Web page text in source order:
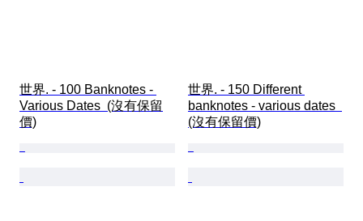
世界. - 100 Banknotes -
Various Dates  (沒有保留
價)
世界. - 150 Different
banknotes - various dates
(沒有保留價)